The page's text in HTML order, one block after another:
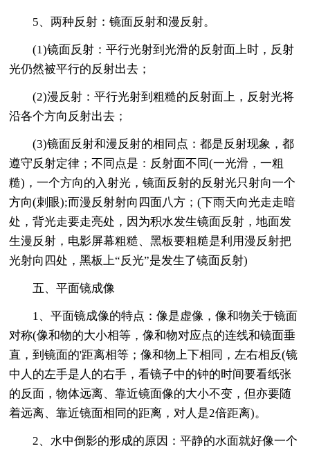
5、两种反射：镜面反射和漫反射。
(1)镜面反射：平行光射到光滑的反射面上时，反射
光仍然被平行的反射出去；
(2)漫反射：平行光射到粗糙的反射面上，反射光将
沿各个方向反射出去；
(3)镜面反射和漫反射的相同点：都是反射现象，都
遵守反射定律；不同点是：反射面不同(一光滑，一粗
糙)，一个方向的入射光，镜面反射的反射光只射向一个
方向(刺眼);而漫反射射向四面八方；(下雨天向光走走暗
处，背光走要走亮处，因为积水发生镜面反射，地面发
生漫反射，电影屏幕粗糙、黑板要粗糙是利用漫反射把
光射向四处，黑板上“反光”是发生了镜面反射)
五、平面镜成像
1、平面镜成像的特点：像是虚像，像和物关于镜面
对称(像和物的大小相等，像和物对应点的连线和镜面垂
直，到镜面的'距离相等；像和物上下相同，左右相反(镜
中人的左手是人的右手，看镜子中的钟的时间要看纸张
的反面，物体远离、靠近镜面像的大小不变，但亦要随
着远离、靠近镜面相同的距离，对人是2倍距离)。
2、水中倒影的形成的原因：平静的水面就好像一个